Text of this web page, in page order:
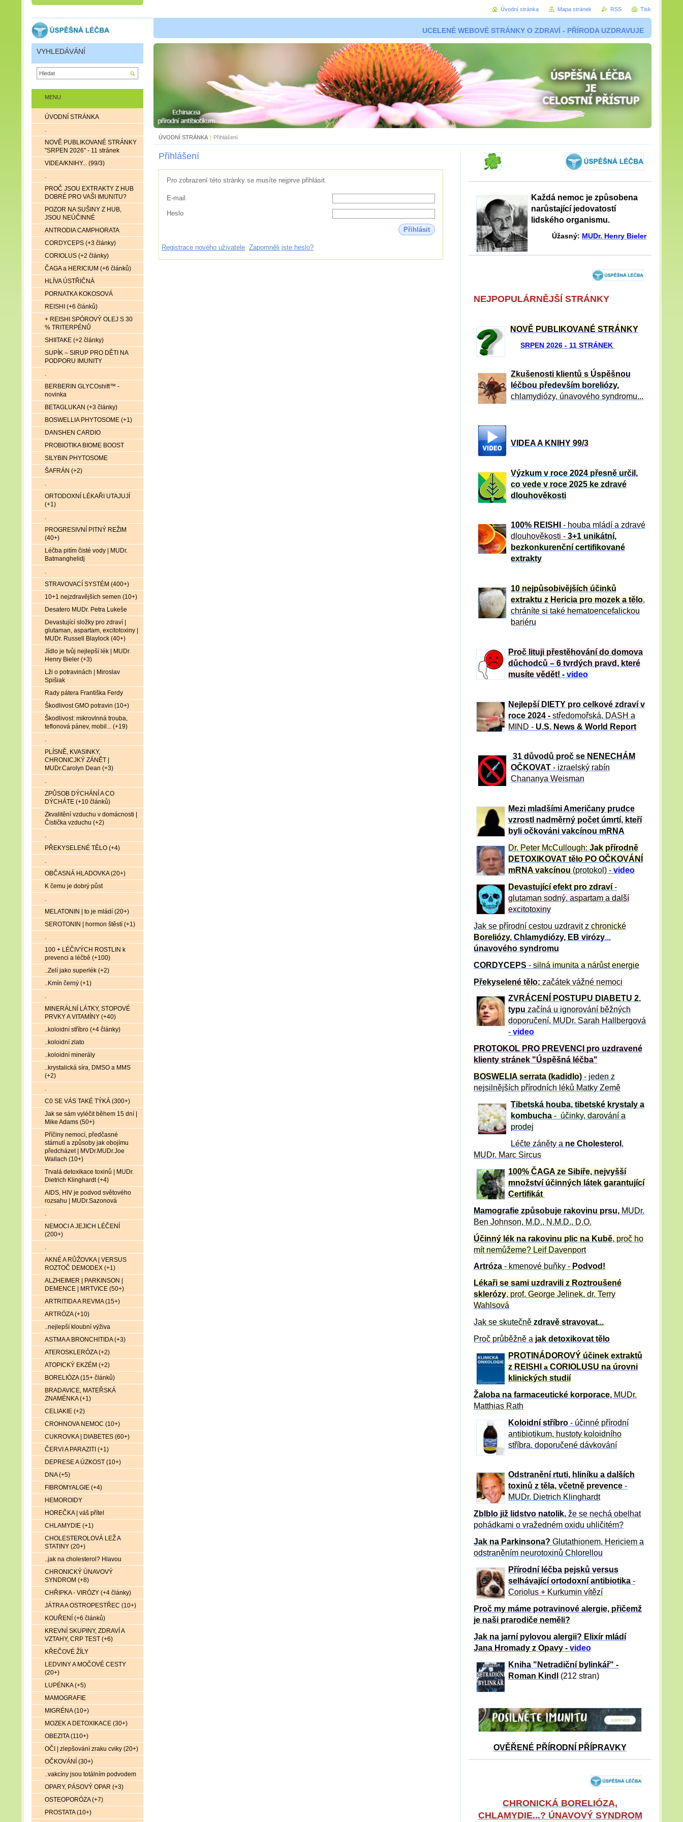
UCELENÉ WEBOVÉ STRÁNKY O ZDRAVÍ - PŘÍRODA UZDRAVUJE
ÚVODNÍ STRÁNKA | Přihlášení
Přihlášení
Pro zobrazení této stránky se musíte nejprve přihlásit.
E-mail
Heslo
Přihlásit
Registrace nového uživatele Zapomněli jste heslo?
Každá nemoc je způsobena
narůstající jedovatostí
lidského organismu.
Úžasný: MUDr. Henry Bieler
NEJPOPULÁRNĚJŠÍ STRÁNKY
NOVĚ PUBLIKOVANÉ STRÁNKY
SRPEN 2026 - 11 STRÁNEK
Zkušenosti klientů s Úspěšnou
léčbou především boreliózy,
chlamydiózy, únavového syndromu...
VIDEA A KNIHY 99/3
Výzkum v roce 2024 přesně určil,
co vede v roce 2025 ke zdravé
dlouhověkosti
100% REISHI
- houba mládí a zdravé
dlouhověkosti - 3+1 unikátní,
bezkonkurenční certifikované
extrakty
10 nejpůsobivějších účinků
extraktu z Hericia pro mozek a tělo,
chráníte si také hematoencefalickou
bariéru
Proč lituji přestěhování do domova
důchodců – 6 tvrdých pravd, které
musíte vědět! - video
Nejlepší DIETY pro celkové zdraví v
roce 2024 - středomořská, DASH a
MIND - U.S. News & World Report
31 důvod ů proč se NENECHÁM
OČKOVAT - izraelský rabín
Chananya Weisman
Mezi mladšími Američany prudce
vzrostl nadměrný počet úmrtí, kteří
byli očkováni vakcínou mRNA
Dr. Peter McCullough: Jak přírodně
DETOXIKOVAT tělo PO OČKOVÁNÍ
mRNA vakcínou (protokol) - video
Devastující efekt pro zdraví-
glutaman sodný, aspartam a další
excitotoxiny
Jak se přírodní cestou uzdravit z chronické
Boreliózy, Chlamydiózy, EB virózy...
únavového syndromu
CORDYCEPS - silná imunita a nárůst energie
Překyselené tělo: začátek vážné nemoci
ZVRÁCE NÍ POSTUPU DIABETU 2.
typu začíná u ignorování běžných
doporučení, MUDr. Sarah Hallbergová
- video
PROTOKOL PRO PREVENCI pro uzdravené
klienty stránek "Úspěšná léčba"
BOSWELIA serrata (kadidlo) - jeden z
nejsilnějších přírodních léků Matky Země
Tibetská houba, tibetské krystaly a
kombucha - účinky, darování a
prodej
Léčte záněty a ne Cholesterol ,
MUDr. Marc Sircus
100% ČAGA ze Sibiře, nejvyšší
množství účinných látek garantující
Certifikát
Mamografie způsobuje rakovinu prsu, MUDr.
Ben Johnson, M.D., N.M.D., D.O.
Účinný lék na rakovinu plic na Kubě, proč ho
mít nemůžeme? Leif Davenport
Artróza - kmenové buňky - Podvod!
Lékaři se sami uzdravili z Roztroušené
sklerózy, prof. George Jelinek, dr. Terry
Wahlsová
Jak se skutečně zdravě stravovat...
Proč průběžně a jak detoxikovat tělo
PROTINÁDOROVÝ účinek extraktů
z REISHI a CORIOLUSU na úrovni
klinických studií
Žaloba na farmaceutické korporace, MUDr.
Matthias Rath
Koloidní stříbro- účinné přírodní
antibiotikum, hustoty koloidního
stříbra, doporučené dávkování
Odstranění rtuti, hliníku a dalších
toxinů z těla, včetně prevence -
MUDr. Dietrich Klinghardt
Zblblo již lidstvo natolik, že se nechá obelhat
pohádkami o vražedném oxidu uhličitém?
Jak na Parkinsona? Glutathionem, Hericiem a
odstraněním neurotoxinů Chlorellou
Přírodní léčba pejsků versus
selhávající ortodoxní antibiotika -
Coriolus + Kurkumin vítězí
Proč my máme potravinové alergie, přičemž
je naši prarodiče neměli?
Jak na jarní pylovou alergii? Elixír mládí
Jana Hromady z Opavy - video
Kniha "Netradiční bylinkář" -
Roman Kindl
(212 stran)
OVĚŘENÉ PŘÍRODNÍ PŘÍPRAVKY
CHRONICKÁ BORELIÓZA,
CHLAMYDIE...? ÚNAVOVÝ SYNDROM
MENU
ÚVODNÍ STRÁNKA
.
NOVĚ PUBLIKOVANÉ STRÁNKY
"SRPEN 2026" - 11 stránek
VIDEA/KNIHY... (99/3)
.
PROČ JSOU EXTRAKTY Z HUB
DOBRÉ PRO VAŠI IMUNITU?
POZOR NA SUŠINY Z HUB,
JSOU NEÚČINNÉ
ANTRODIA CAMPHORATA
CORDYCEPS (+3 články)
CORIOLUS (+2 články)
ČAGA a HERICIUM (+6 článků)
HLÍVA ÚSTŘIČNÁ
PORNATKA KOKOSOVÁ
REISHI (+6 článků)
+ REISHI SPÓROVÝ OLEJ S 30
% TRITERPÉNŮ
SHIITAKE (+2 články)
SUPÍK – SIRUP PRO DĚTI NA
PODPORU IMUNITY
.
BERBERIN GLYCOshift™ -
novinka
BETAGLUKAN (+3 články)
BOSWELLIA PHYTOSOME (+1)
DANSHEN CARDIO
PROBIOTIKA BIOME BOOST
SILYBIN PHYTOSOME
ŠAFRÁN (+2)
.
ORTODOXNÍ LÉKAŘI UTAJUJÍ
(+1)
.
PROGRESIVNÍ PITNÝ REŽIM
(40+)
Léčba pitím čisté vody | MUDr.
Batmanghelidj
.
STRAVOVACÍ SYSTÉM (400+)
10+1 nejzdravějších semen (10+)
Desatero MUDr. Petra Lukeše
Devastující složky pro zdraví |
glutaman, aspartam, excitotoxiny |
MUDr. Russell Blaylock (40+)
Jídlo je tvůj nejlepší lék | MUDr.
Henry Bieler (+3)
Lži o potravinách | Miroslav
Spišiak
Rady pátera Františka Ferdy
Škodlivost GMO potravin (10+)
Škodlivost: mikrovlnná trouba,
teflonová pánev, mobil... (+19)
.
PLÍSNĚ, KVASINKY,
CHRONICJKÝ ZÁNĚT |
MUDr.Carolyn Dean (+3)
.
ZPŮSOB DÝCHÁNÍ A CO
DÝCHÁTE (+10 článků)
Zkvalitění vzduchu v domácnosti |
Čistička vzduchu (+2)
.
PŘEKYSELENÉ TĚLO (+4)
.
OBČASNÁ HLADOVKA (20+)
K čemu je dobrý půst
.
MELATONIN | to je mládí (20+)
SEROTONIN | hormon štěstí (+1)
.
100 + LÉČIVÝCH ROSTLIN k
prevenci a léčbě (+100)
..Zelí jako superlék (+2)
..Kmín černý (+1)
.
MINERÁLNÍ LÁTKY, STOPOVÉ
PRVKY A VITAMÍNY (+40)
..koloidní stříbro (+4 články)
..koloidní zlato
..koloidní minerály
..krystalická síra, DMSO a MMS
(+2)
.
C0 SE VÁS TAKÉ TÝKÁ (300+)
Jak se sám vyléčit během 15 dní |
Mike Adams (50+)
Příčiny nemocí, předčasné
stárnutí a způsoby jak obojímu
předcházet | MVDr.MUDr.Joe
Wallach (10+)
Trvalá detoxikace toxinů | MUDr.
Dietrich Klinghardt (+4)
AIDS, HIV je podvod světového
rozsahu | MUDr.Sazonová
.
NEMOCI A JEJICH LÉČENÍ
(200+)
.
AKNÉ A RŮŽOVKA | VERSUS
ROZTOČ DEMODEX (+1)
ALZHEIMER | PARKINSON |
DEMENCE | MRTVICE (50+)
ARTRITIDA A REVMA (15+)
ARTRÓZA (+10)
..nejlepší kloubní výživa
ASTMA A BRONCHITIDA (+3)
ATEROSKLERÓZA (+2)
ATOPICKÝ EKZÉM (+2)
BORELIÓZA (15+ článků)
BRADAVICE, MATEŘSKÁ
ZNAMÉNKA (+1)
CELIAKIE (+2)
CROHNOVA NEMOC (10+)
CUKROVKA | DIABETES (60+)
ČERVI A PARAZITI (+1)
DEPRESE A ÚZKOST (10+)
DNA (+5)
FIBROMYALGIE (+4)
HEMOROIDY
HOREČKA | váš přítel
CHLAMYDIE (+1)
CHOLESTEROLOVÁ LEŽ A
STATINY (20+)
..jak na cholesterol? Hlavou
CHRONICKÝ ÚNAVOVÝ
SYNDROM (+8)
CHŘIPKA - VIRÓZY (+4 články)
JÁTRA A OSTROPESTŘEC (10+)
KOUŘENÍ (+6 článků)
KREVNÍ SKUPINY, ZDRAVÍ A
VZTAHY, CRP TEST (+6)
KŘEČOVÉ ŽÍLY
LEDVINY A MOČOVÉ CESTY
(20+)
LUPÉNKA (+5)
MAMOGRAFIE
MIGRÉNA (10+)
MOZEK A DETOXIKACE (30+)
OBEZITA (110+)
OČI | zlepšování zraku cviky (20+)
OČKOVÁNÍ (30+)
..vakcíny jsou totálním podvodem
OPARY, PÁSOVÝ OPAR (+3)
OSTEOPORÓZA (+7)
PROSTATA (10+)
VYHLEDÁVÁNÍ
Úvodní stránka Mapa stránek RSS Tisk